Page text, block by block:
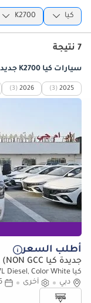
كيا K2700
7 نتيجة
سيارات كيا K2700 جديدة للبيع في دبي
2025
(3)
2026
(3)
أطلب السعر
جديدة كيا K2700 STD (NON GCC)
كيا K2700 STD (NON GCC) Single Cabin, 2.7L Diesel, Color White
دبي
أخرى